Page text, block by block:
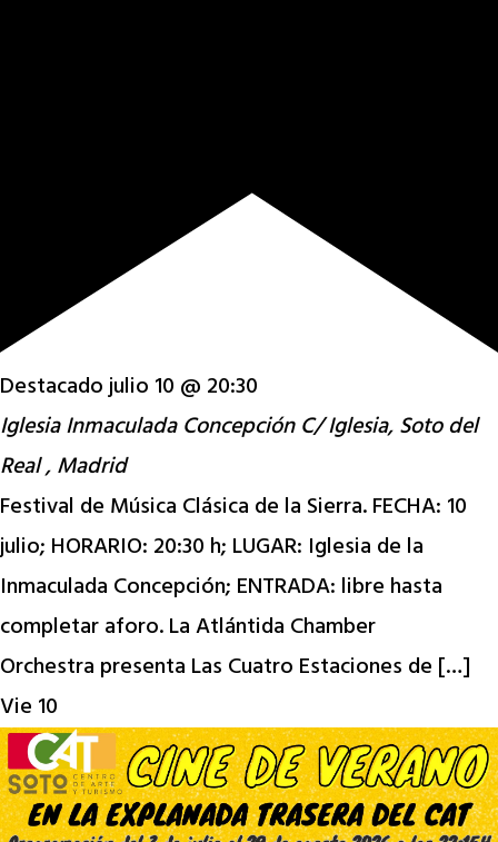
Destacadojulio 10 @ 20:30
Iglesia Inmaculada ConcepciónC/ Iglesia, Soto del
Real , Madrid
Festival de Música Clásica de la Sierra. FECHA: 10
julio; HORARIO: 20:30 h; LUGAR: Iglesia de la
Inmaculada Concepción; ENTRADA: libre hasta
completar aforo. La Atlántida Chamber
Orchestra presenta Las Cuatro Estaciones de […]
Vie 10